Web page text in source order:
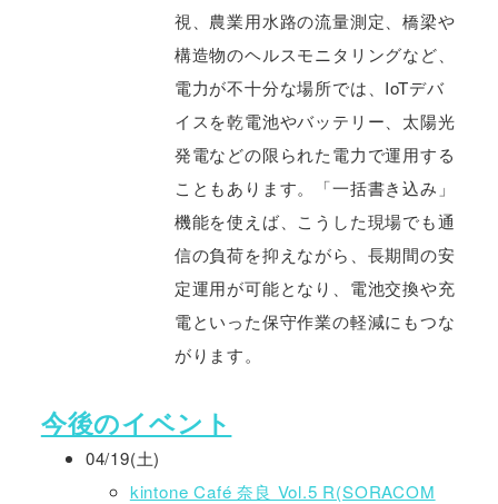
視、農業用水路の流量測定、橋梁や
構造物のヘルスモニタリングなど、
電力が不十分な場所では、IoTデバ
イスを乾電池やバッテリー、太陽光
発電などの限られた電力で運用する
こともあります。「一括書き込み」
機能を使えば、こうした現場でも通
信の負荷を抑えながら、長期間の安
定運用が可能となり、電池交換や充
電といった保守作業の軽減にもつな
がります。
今後のイベント
04/19(土)
kintone Café 奈良 Vol.5 R(SORACOM